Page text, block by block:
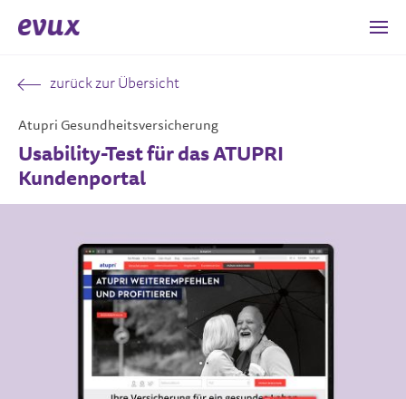
zurück zur Übersicht
Atupri Gesundheitsversicherung
Usability-Test für das ATUPRI
Kundenportal